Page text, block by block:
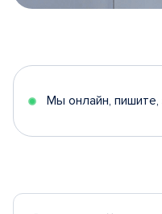
5
Мы онлайн, пишите,